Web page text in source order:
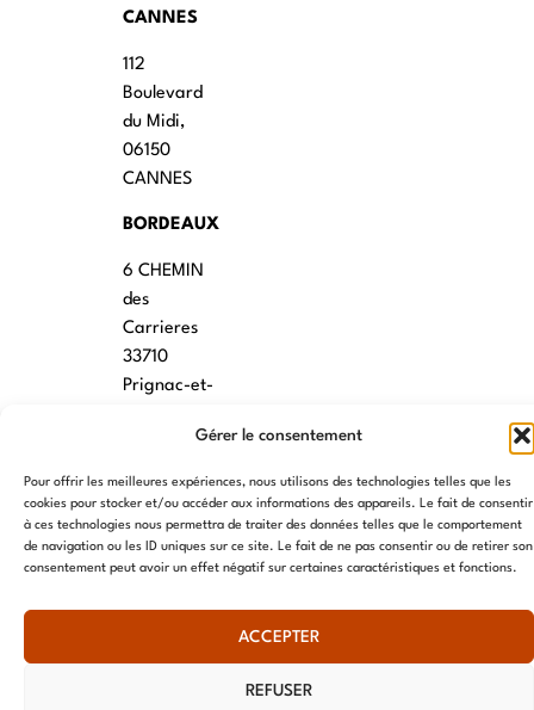
Gérer le consentement
Pour offrir les meilleures expériences, nous utilisons des technologies telles que les
cookies pour stocker et/ou accéder aux informations des appareils. Le fait de consentir
à ces technologies nous permettra de traiter des données telles que le comportement
de navigation ou les ID uniques sur ce site. Le fait de ne pas consentir ou de retirer son
consentement peut avoir un effet négatif sur certaines caractéristiques et fonctions.
ACCEPTER
REFUSER
CANNES
112
Boulevard
du Midi,
06150
CANNES
BORDEAUX
6 CHEMIN
des
Carrieres
33710
Prignac-et-
7 rue des
écoles
34790
© AME 2024, tous droits réservés